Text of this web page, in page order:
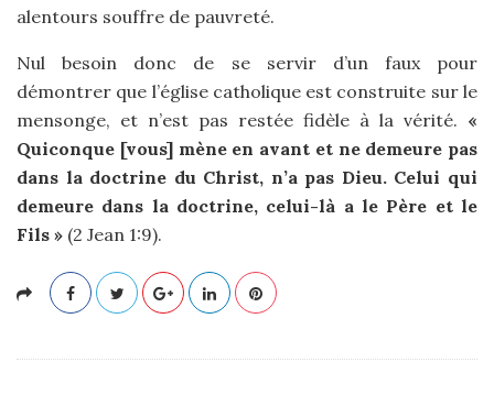
alentours souffre de pauvreté.
Nul besoin donc de se servir d’un faux pour
démontrer que l’église catholique est construite sur le
mensonge, et n’est pas restée fidèle à la vérité. «
Quiconque [vous] mène en avant et ne demeure pas
dans la doctrine du Christ, n’a pas Dieu. Celui qui
demeure dans la doctrine, celui-là a le Père et le
Fils » (2 Jean 1:9).